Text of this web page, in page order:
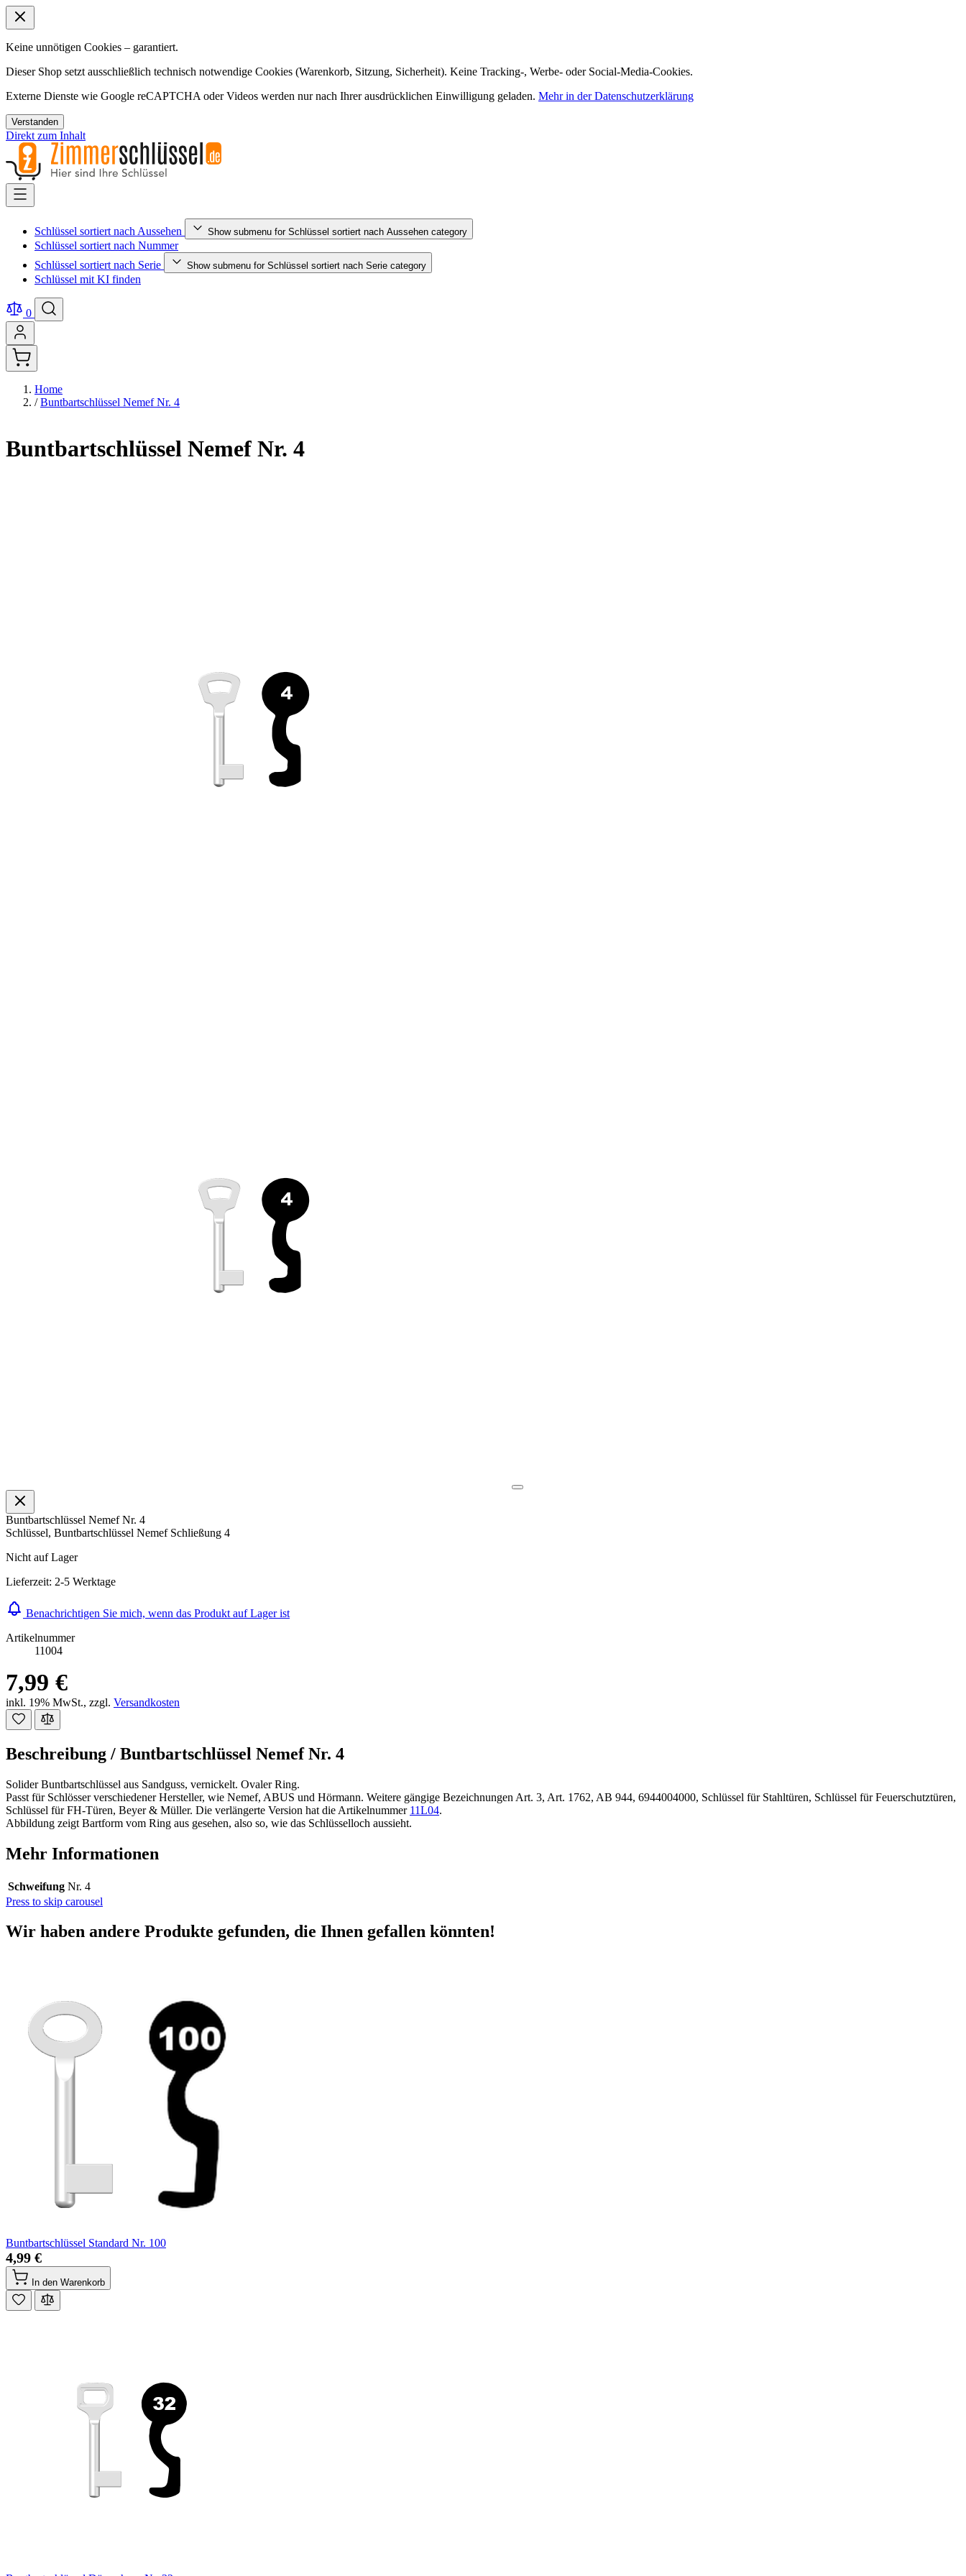
Keine unnötigen Cookies – garantiert.
Dieser Shop setzt ausschließlich technisch notwendige Cookies (Warenkorb, Sitzung, Sicherheit). Keine Tracking-, Werbe- oder Social-Media-Cookies.
Externe Dienste wie Google reCAPTCHA oder Videos werden nur nach Ihrer ausdrücklichen Einwilligung geladen. Mehr in der Datenschutzerklärung
Verstanden
Direkt zum Inhalt
Schlüssel sortiert nach Aussehen Show submenu for Schlüssel sortiert nach Aussehen category
Schlüssel sortiert nach Nummer
Schlüssel sortiert nach Serie
Show submenu for Schlüssel sortiert nach Serie category
Schlüssel mit KI finden
0
Home
/ Buntbartschlüssel Nemef Nr. 4
Buntbartschlüssel Nemef Nr. 4
Buntbartschlüssel Nemef Nr. 4
Schlüssel, Buntbartschlüssel Nemef Schließung 4
Nicht auf Lager
Lieferzeit: 2-5 Werktage
Benachrichtigen Sie mich, wenn das Produkt auf Lager ist
Artikelnummer
11004
7,99 €
inkl. 19% MwSt., zzgl. Versandkosten
Beschreibung / Buntbartschlüssel Nemef Nr. 4
Solider Buntbartschlüssel aus Sandguss, vernickelt. Ovaler Ring.
Passt für Schlösser verschiedener Hersteller, wie Nemef, ABUS und Hörmann. Weitere gängige Bezeichnungen Art. 3, Art. 1762, AB 944, 6944004000, Schlüssel für Stahltüren, Schlüssel für Feuerschutztüren,
Schlüssel für FH-Türen, Beyer & Müller. Die verlängerte Version hat die Artikelnummer 11L04.
Abbildung zeigt Bartform vom Ring aus gesehen, also so, wie das Schlüsselloch aussieht.
Mehr Informationen
Schweifung Nr. 4
Press to skip carousel
Wir haben andere Produkte gefunden, die Ihnen gefallen könnten!
Buntbartschlüssel Standard Nr. 100
4,99 €
In den Warenkorb